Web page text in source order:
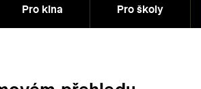
Pro kina Pro školy